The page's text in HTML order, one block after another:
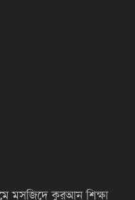
মসজিদে কুরআন শিক্ষা